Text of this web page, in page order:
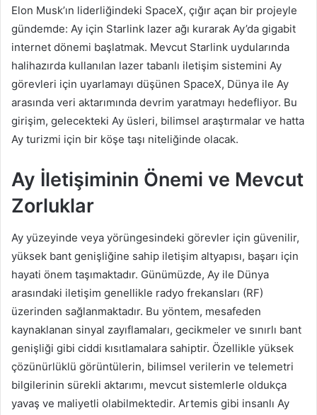
Elon Musk’ın liderliğindeki SpaceX, çığır açan bir projeyle
gündemde: Ay için Starlink lazer ağı kurarak Ay’da gigabit
internet dönemi başlatmak. Mevcut Starlink uydularında
halihazırda kullanılan lazer tabanlı iletişim sistemini Ay
görevleri için uyarlamayı düşünen SpaceX, Dünya ile Ay
arasında veri aktarımında devrim yaratmayı hedefliyor. Bu
girişim, gelecekteki Ay üsleri, bilimsel araştırmalar ve hatta
Ay turizmi için bir köşe taşı niteliğinde olacak.
Ay İletişiminin Önemi ve Mevcut
Zorluklar
Ay yüzeyinde veya yörüngesindeki görevler için güvenilir,
yüksek bant genişliğine sahip iletişim altyapısı, başarı için
hayati önem taşımaktadır. Günümüzde, Ay ile Dünya
arasındaki iletişim genellikle radyo frekansları (RF)
üzerinden sağlanmaktadır. Bu yöntem, mesafeden
kaynaklanan sinyal zayıflamaları, gecikmeler ve sınırlı bant
genişliği gibi ciddi kısıtlamalara sahiptir. Özellikle yüksek
çözünürlüklü görüntülerin, bilimsel verilerin ve telemetri
bilgilerinin sürekli aktarımı, mevcut sistemlerle oldukça
yavaş ve maliyetli olabilmektedir. Artemis gibi insanlı Ay